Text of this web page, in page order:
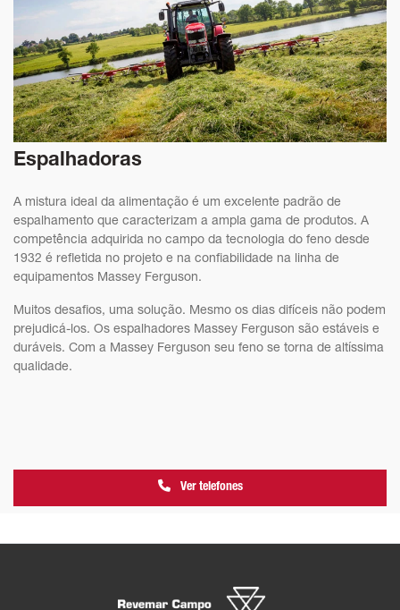
Espalhadoras
A mistura ideal da alimentação é um excelente padrão de
espalhamento que caracterizam a ampla gama de produtos. A
competência adquirida no campo da tecnologia do feno desde
1932 é refletida no projeto e na confiabilidade na linha de
equipamentos Massey Ferguson.
Muitos desafios, uma solução. Mesmo os dias difíceis não podem
prejudicá-los. Os espalhadores Massey Ferguson são estáveis e
duráveis. Com a Massey Ferguson seu feno se torna de altíssima
qualidade.
Ver telefones